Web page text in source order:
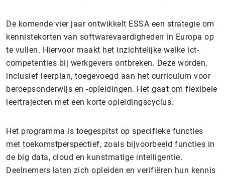
De komende vier jaar ontwikkelt ESSA een strategie om
kennistekorten van softwarevaardigheden in Europa op
te vullen. Hiervoor maakt het inzichtelijke welke ict-
competenties bij werkgevers ontbreken. Deze worden,
inclusief leerplan, toegevoegd aan het curriculum voor
beroepsonderwijs en -opleidingen. Het gaat om flexibele
leertrajecten met een korte opleidingscyclus.
Het programma is toegespitst op specifieke functies
met toekomstperspectief, zoals bijvoorbeeld functies in
de big data, cloud en kunstmatige intelligentie.
Deelnemers laten zich opleiden en verifiëren hun kennis